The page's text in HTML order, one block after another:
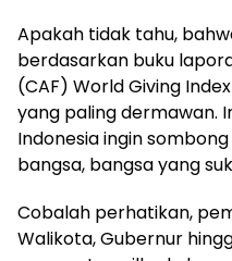
Apakah tidak tahu,
berdasarkan buku
(CAF) World Giving
yang paling dermawan.
Indonesia ingin
bangsa, bangsa yang
Cobalah perhatikan,
Walikota, Gubernur